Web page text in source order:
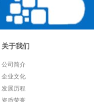
关于我们
公司简介
企业文化
发展历程
资质荣誉